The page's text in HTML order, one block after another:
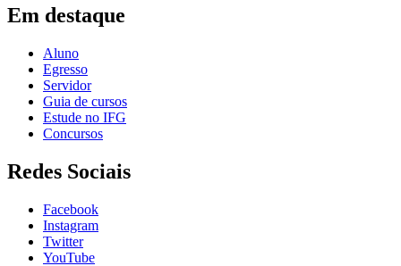
Em destaque
Aluno
Egresso
Servidor
Guia de cursos
Estude no IFG
Concursos
Redes Sociais
Facebook
Instagram
Twitter
YouTube